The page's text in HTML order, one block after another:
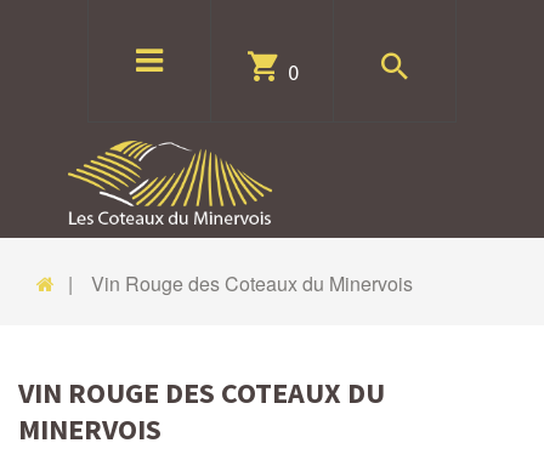
0
Vin Rouge des Coteaux du Minervois
VIN ROUGE DES COTEAUX DU
MINERVOIS